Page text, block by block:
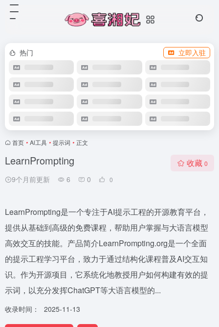
热门 立即入驻
首页 • Al工具 • 提示词 • 正文
LearnPrompting
9个月前更新 6 0 0
收藏 0
LearnPrompting是一个专注于AI提示工程的开源教育平台，
提供从基础到高级的免费课程，帮助用户掌握与大语言模型
高效交互的技能。产品简介LearnPrompting.org是一个全面
的提示工程学习平台，致力于通过结构化课程普及AI交互知
识。作为开源项目，它系统化地教授用户如何构建有效的提
示词，以充分发挥ChatGPT等大语言模型的...
收录时间： 2025-11-13